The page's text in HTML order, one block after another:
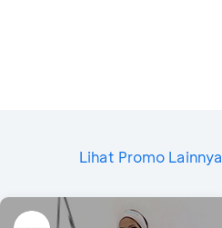
Lihat Promo Lainnya